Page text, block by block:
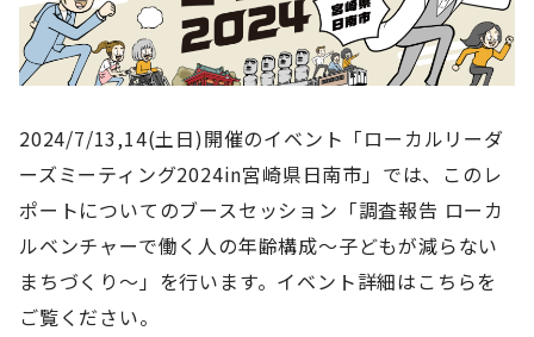
2024/7/13,14(土日)開催のイベント「ローカルリーダ
ーズミーティング2024in宮崎県日南市」では、このレ
ポートについてのブースセッション「調査報告 ローカ
ルベンチャーで働く人の年齢構成〜子どもが減らない
まちづくり〜」を行います。イベント詳細はこちらを
ご覧ください。